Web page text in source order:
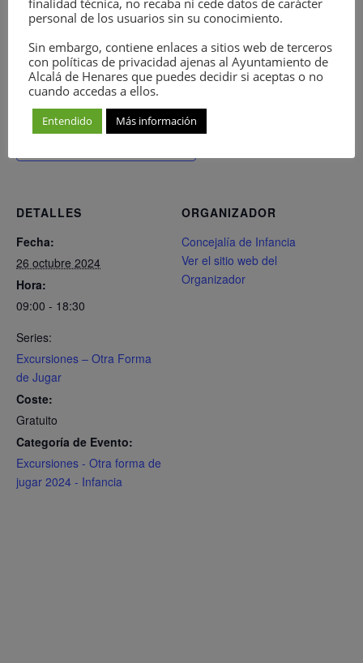
interpretación del parque Natural “Barranco del rio dulce”
Valle de Pelegrina.
DETALLES
Fecha:
26 octubre 2024
Hora:
09:00 - 18:30
Series:
Excursiones – Otra Forma
de Jugar
Coste:
Gratuito
Categoría de Evento:
Excursiones - Otra forma de
jugar 2024 - Infancia
ORGANIZADOR
Concejalía de Infancia
Ver el sitio web del
Organizador
personal de los usuarios sin su conocimiento.
Sin embargo, contiene enlaces a sitios web de terceros
con políticas de privacidad ajenas al Ayuntamiento de
Alcalá de Henares que puedes decidir si aceptas o no
cuando accedas a ellos.
Entendido Más información